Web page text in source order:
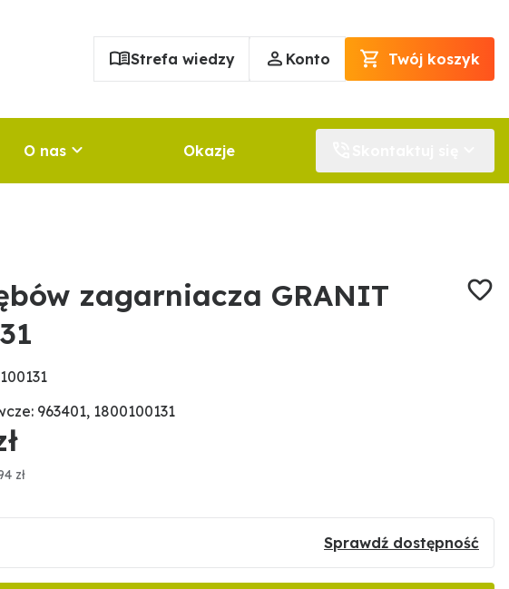
Strefa wiedzy Konto Twój koszyk
O nas Okazje
zagarniacza GRANIT
963401, 1800100131
zł
Sprawdź dostępność